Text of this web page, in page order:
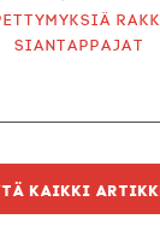
Siantappajat
kaikki